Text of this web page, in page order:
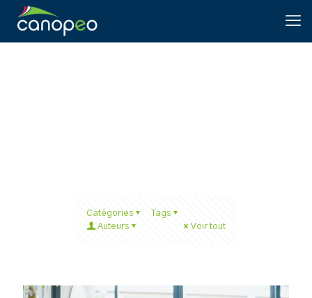
Catégories
Tags
Auteurs
Voir tout